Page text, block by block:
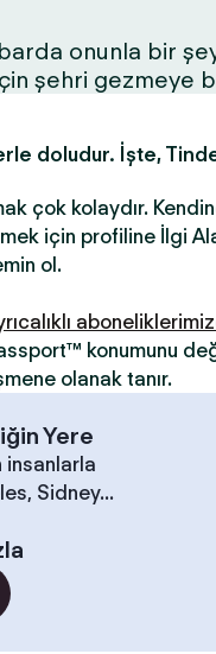
onunla bir
şehri gezmeye
doludur. İşte,
çok kolaydır.
için profiline İlgi
ol.
konumunu
olanak tanır.
Yere
insanlarla
Sidney...